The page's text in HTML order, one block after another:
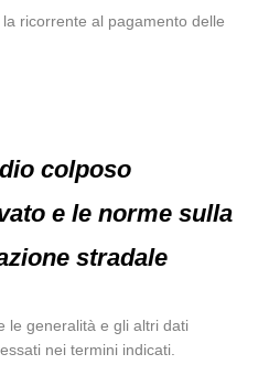
ricorrente al pagamento delle
colposo
e le norme sulla
stradale
le generalità e gli altri dati
nei termini indicati.